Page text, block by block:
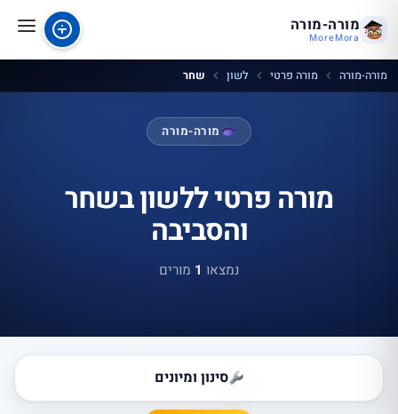
מורה-מורה
MoreMora
מורה-מורה מורה פרטי לשון שחר
מורה-מורה
מורה פרטי ללשון בשחר
והסביבה
נמצאו 1 מורים
סינון ומיונים